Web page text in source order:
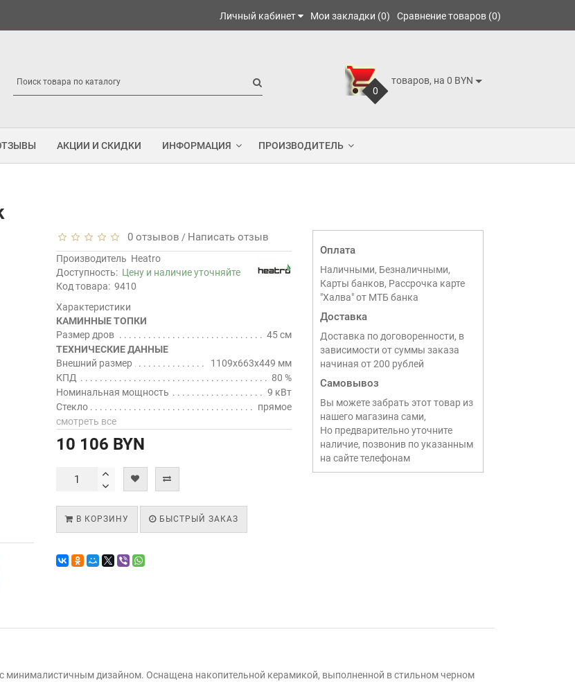
Личный кабинет Мои закладки (0) Сравнение товаров (0)
0
товаров, на 0 BYN
АКЦИИ И СКИДКИ ИНФОРМАЦИЯ ПРОИЗВОДИТЕЛЬ
0 отзывов / Написать отзыв
Производитель Heatro
Доступность: Цену и наличие уточняйте
Код товара: 9410
Характеристики
КАМИННЫЕ ТОПКИ
Размер дров
45 см
ТЕХНИЧЕСКИЕ ДАННЫЕ
Внешний размер
1109x663x449 мм
КПД
80 %
Номинальная мощность
9 кВт
Стекло
прямое
смотреть все
10 106 BYN
В КОРЗИНУ БЫСТРЫЙ ЗАКАЗ
Оплата
Наличными, Безналичными,
Карты банков, Рассрочка карте
"Халва" от МТБ банка
Доставка
Доставка по договоренности, в
зависимости от суммы заказа
начиная от 200 рублей
Самовывоз
Вы можете забрать этот товар из
нашего магазина сами,
Но предварительно уточните
наличие, позвонив по указанным
на сайте телефонам
минималистичным дизайном. Оснащена накопительной керамикой, выполненной в стильном черном